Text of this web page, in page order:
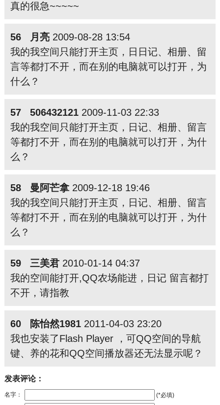
真的很急~~~~~
56 月亮2009-08-28 13:54
我的我空间只能打开主页，日日记、相册、留
言等都打不开，而在别的电脑就可以打开，为
什么？
57 5064321212009-11-03 22:33
我的我空间只能打开主页，日记、相册、留言
等都打不开，而在别的电脑就可以打开，为什
么？
58 曼阿芒拿2009-12-18 19:46
我的我空间只能打开主页，日记、相册、留言
等都打不开，而在别的电脑就可以打开，为什
么？
59 三美君2010-01-14 04:37
我的空间能打开,QQ农场能进，日记 留言都打
不开，请指教
60 陈怡然19812011-04-03 23:20
我也安装了Flash Player ，可QQ空间的导航
键、养的花和QQ空间播放器还无法显示呢？
发表评论：
名字： (*必填)